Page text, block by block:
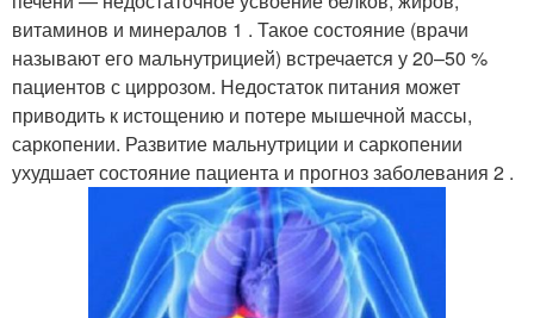
витаминов и минералов 1 . Такое состояние (врачи
называют его мальнутрицией) встречается у 20–50 %
пациентов с циррозом. Недостаток питания может
приводить к истощению и потере мышечной массы,
саркопении. Развитие мальнутриции и саркопении
ухудшает состояние пациента и прогноз заболевания 2 .